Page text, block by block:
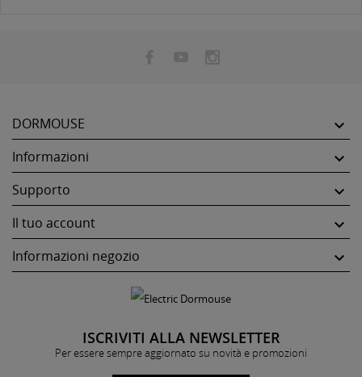
DORMOUSE 
Informazioni 
Supporto 
Il tuo account 
Informazioni negozio 
ISCRIVITI ALLA NEWSLETTER
Per essere sempre aggiornato su novità e promozioni